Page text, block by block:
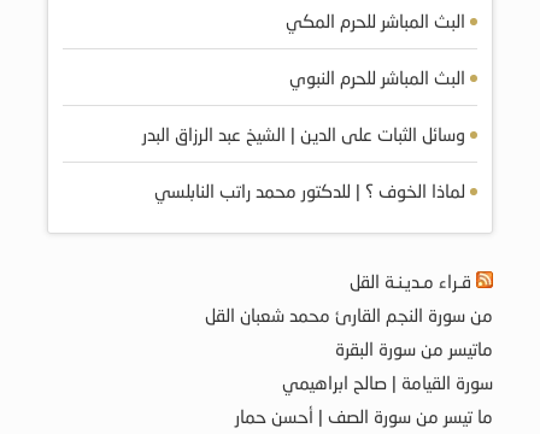
البث المباشر للحرم المكي
البث المباشر للحرم النبوي
وسائل الثبات على الدين | الشيخ عبد الرزاق البدر
لماذا الخوف ؟ | للدكتور محمد راتب النابلسي
قـراء مـديـنـة القل
من سورة النجم القارئ محمد شعبان القل
ماتيسر من سورة البقرة
سورة القيامة | صالح ابراهيمي
ما تيسر من سورة الصف | أحسن حمار